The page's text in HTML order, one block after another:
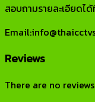
สอบถามรายละเอียดไ
Reviews
There are no